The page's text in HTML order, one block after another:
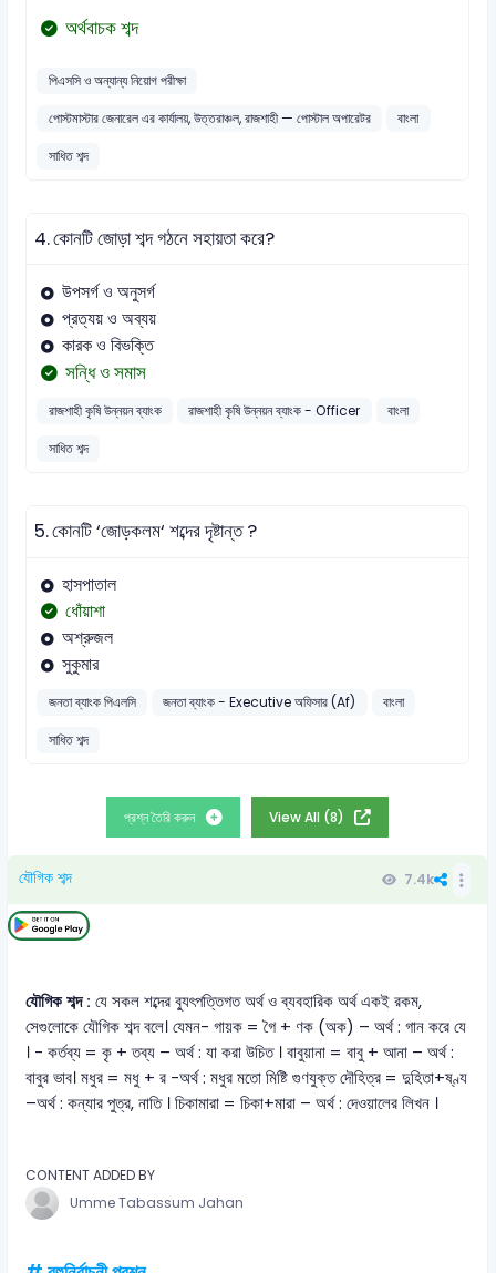
অর্থবাচক শব্দ
পিএসসি ও অন্যান্য নিয়োগ পরীক্ষা
পোস্টমাস্টার জেনারেল এর কার্যালয়, উত্তরাঞ্চল, রাজশাহী — পোস্টাল অপারেটর
বাংলা
সাধিত শব্দ
4.কোনটি জোড়া শব্দ গঠনে সহায়তা করে?
উপসর্গ ও অনুসর্গ
প্রত্যয় ও অব্যয়
কারক ও বিভক্তি
সন্ধি ও সমাস
রাজশাহী কৃষি উন্নয়ন ব্যাংক রাজশাহী কৃষি উন্নয়ন ব্যাংক - Officer
বাংলা
সাধিত শব্দ
5.কোনটি ‘জোড়কলম‘ শব্দের দৃষ্টান্ত ?
হাসপাতাল
ধোঁয়াশা
অশ্রুজল
সুকুমার
জনতা ব্যাংক পিএলসি জনতা ব্যাংক - Executive অফিসার (Af)
বাংলা
সাধিত শব্দ
প্রশ্ন তৈরি করুন View All (8)
যৌগিক শব্দ 7.4k
যৌগিক শব্দ : যে সকল শব্দের ব্যুৎপত্তিগত অর্থ ও ব্যবহারিক অর্থ একই রকম,
সেগুলোকে যৌগিক শব্দ বলে। যেমন- গায়ক = গৈ + ণক (অক) – অর্থ : গান করে যে
। - কর্তব্য = কৃ + তব্য – অর্থ : যা করা উচিত । বাবুয়ানা = বাবু + আনা – অর্থ :
বাবুর ভাব। মধুর = মধু + র -অর্থ : মধুর মতো মিষ্টি গুণযুক্ত দৌহিত্র = দুহিতা+ষ্ণ্য
–অর্থ : কন্যার পুত্র, নাতি । চিকামারা = চিকা+মারা – অর্থ : দেওয়ালের লিখন ।
CONTENT ADDED BY
Umme Tabassum Jahan